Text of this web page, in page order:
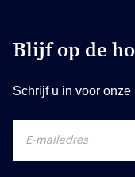
Blijf op de
Schrijf u in voor